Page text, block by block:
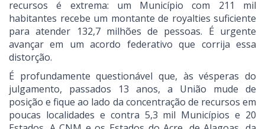
recursos é extrema: um Município com 211 mil
habitantes recebe um montante de royalties suficiente
para atender 132,7 milhões de pessoas. É urgente
avançar em um acordo federativo que corrija essa
distorção.
É profundamente questionável que, às vésperas do
julgamento, passados 13 anos, a União mude de
posição e fique ao lado da concentração de recursos em
poucas localidades e contra 5,3 mil Municípios e 20